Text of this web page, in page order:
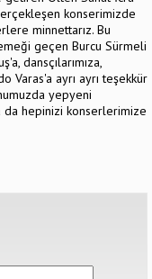
konserimizde
minnettarız. Bu
geçen Burcu Sürmeli
dansçılarımıza,
ayrı ayrı teşekkür
yepyeni
hepinizi konserlerimize